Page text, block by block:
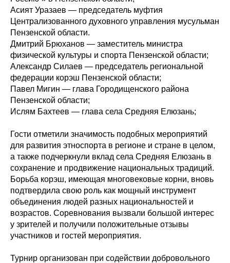
Асият Уразаев — председатель муфтия
Централизованного духовного управления мусульман
Пензенской области.
Дмитрий Брюханов — заместитель министра
физической культуры и спорта Пензенской области;
Александр Силаев — председатель региональной
федерации корэш Пензенской области;
Павел Мигин — глава Городищенского района
Пензенской области;
Ислям Бахтеев — глава села Средняя Елюзань;
Гости отметили значимость подобных мероприятий
для развития этноспорта в регионе и стране в целом,
а также подчеркнули вклад села Средняя Елюзань в
сохранение и продвижение национальных традиций.
Борьба корэш, имеющая многовековые корни, вновь
подтвердила свою роль как мощный инструмент
объединения людей разных национальностей и
возрастов. Соревнования вызвали большой интерес
у зрителей и получили положительные отзывы
участников и гостей мероприятия.
Турнир организован при содействии добровольного